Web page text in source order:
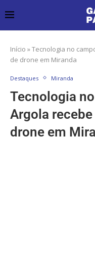
Início »Tecnologia no
de drone em Miranda
Destaques Miranda
Tecnologia
Argola
drone em